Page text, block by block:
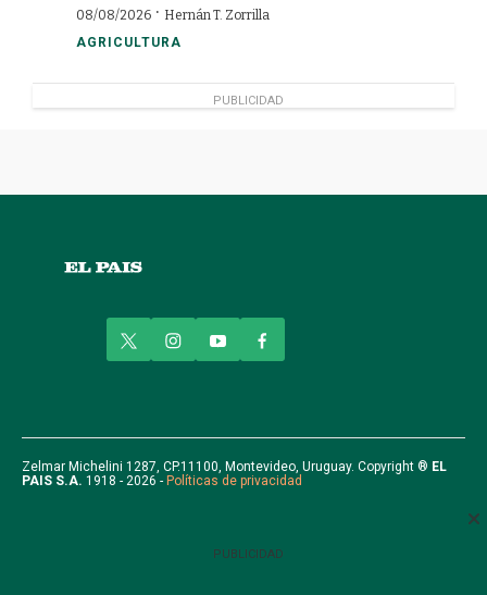
08/08/2026 · Hernán T. Zorrilla
AGRICULTURA
PUBLICIDAD
PUBLICIDAD
w
r
i
n
r
a
y
o
e
a
o
k
Zelmar Michelini 1287, CP.11100, Montevideo, Uruguay. Copyright ® EL
PAIS S.A. 1918 - 2026 - Políticas de privacidad